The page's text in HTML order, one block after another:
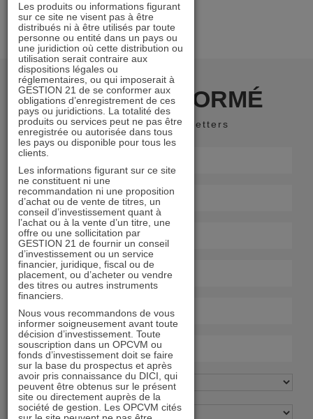
RESTER INFORMÉ
Recevoir nos newsletters
Les produits ou informations figurant
sur ce site ne visent pas à être
distribués ni à être utilisés par toute
personne ou entité dans un pays ou
une juridiction où cette distribution ou
utilisation serait contraire aux
dispositions légales ou
réglementaires, ou qui imposerait à
GESTION 21 de se conformer aux
obligations d’enregistrement de ces
pays ou juridictions. La totalité des
produits ou services peut ne pas être
enregistrée ou autorisée dans tous
les pays ou disponible pour tous les
clients.
Les informations figurant sur ce site
ne constituent ni une
recommandation ni une proposition
d’achat ou de vente de titres, un
conseil d’investissement quant à
l’achat ou à la vente d’un titre, une
offre ou une sollicitation par
GESTION 21 de fournir un conseil
d’investissement ou un service
financier, juridique, fiscal ou de
placement, ou d’acheter ou vendre
des titres ou autres instruments
financiers.
Nous vous recommandons de vous
informer soigneusement avant toute
décision d’investissement. Toute
souscription dans un OPCVM ou
fonds d’investissement doit se faire
sur la base du prospectus et après
avoir pris connaissance du DICI, qui
peuvent être obtenus sur le présent
site ou directement auprès de la
société de gestion. Les OPCVM cités